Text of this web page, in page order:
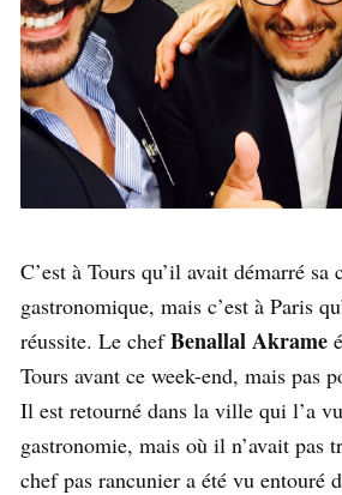
C’est à Tours qu’il avait démarré sa
gastronomique, mais c’est à Paris
réussite. Le chefBenallal Akrame
Tours avant ce week-end, mais pas
Il est retourné dans la ville qui l’a
gastronomie, mais où il n’avait pas
chef pas rancunier a été vu entouré